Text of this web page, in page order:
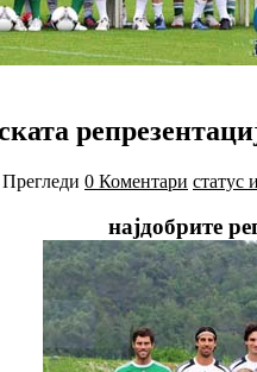
0 Коментари статус
најдобрите